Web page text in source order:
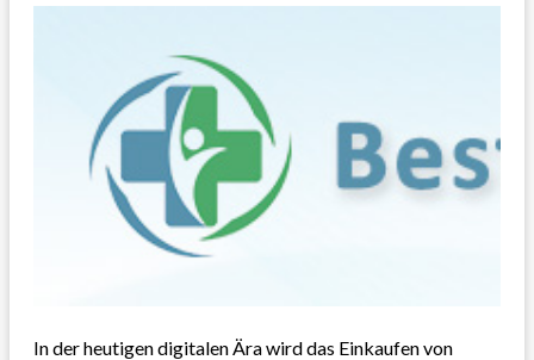
In der heutigen digitalen Ära wird das Einkaufen von